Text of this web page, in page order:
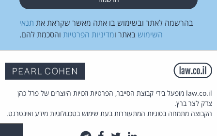
בהרשמה לאתר ובשימוש בו אתה מאשר שקראת את תנאי
השימוש באתר ומדיניות הפרטיות והסכמת להם.
law.co.il מופעל בידי קבוצת הסייבר, הפרטיות וזכויות היוצרים של פרל כהן
צדק לצר ברץ.
הקבוצה מתמחה בסוגיות המתעוררות בעת שימוש בטכנולוגיות מידע ואינטרנט.